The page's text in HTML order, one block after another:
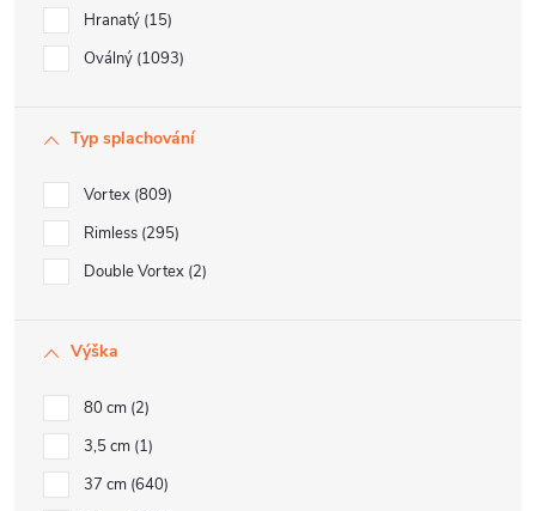
Hranatý 15
Oválný 1093
Typ splachování
Vortex 809
Rimless 295
Double Vortex 2
Výška
80 cm 2
3,5 cm 1
37 cm 640